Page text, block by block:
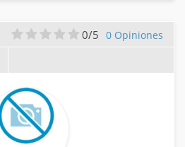
0/5 0 Opiniones